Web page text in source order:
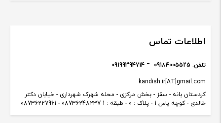
اطلاعات تماس
کردستان بانه - سقز - بخش مرکزی - محله شهرک شهرداری - خیابان دکتر
خالدی - کوچه یاس 1 - پلاک : 0 - طبقه : 1 08736248237 - 08736227961
kandish.ir[AT]gmail.com
تلفن: 09184005525
09199394714